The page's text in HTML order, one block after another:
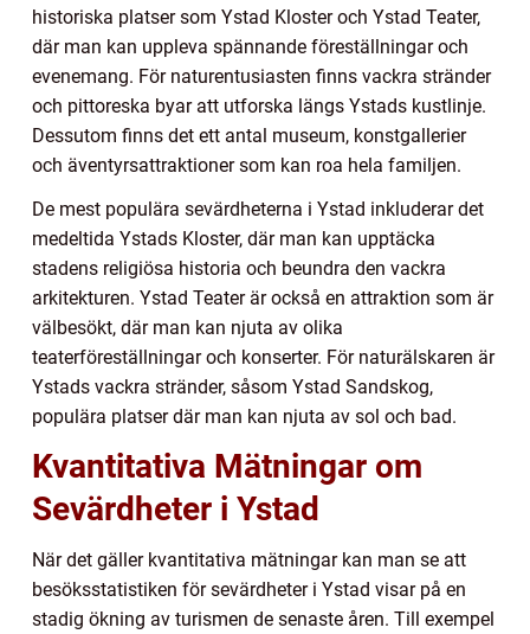
historiska platser som Ystad Kloster och Ystad Teater,
där man kan uppleva spännande föreställningar och
evenemang. För naturentusiasten finns vackra stränder
och pittoreska byar att utforska längs Ystads kustlinje.
Dessutom finns det ett antal museum, konstgallerier
och äventyrsattraktioner som kan roa hela familjen.
De mest populära sevärdheterna i Ystad inkluderar det
medeltida Ystads Kloster, där man kan upptäcka
stadens religiösa historia och beundra den vackra
arkitekturen. Ystad Teater är också en attraktion som är
välbesökt, där man kan njuta av olika
teaterföreställningar och konserter. För naturälskaren är
Ystads vackra stränder, såsom Ystad Sandskog,
populära platser där man kan njuta av sol och bad.
Kvantitativa Mätningar om
Sevärdheter i Ystad
När det gäller kvantitativa mätningar kan man se att
besöksstatistiken för sevärdheter i Ystad visar på en
stadig ökning av turismen de senaste åren. Till exempel